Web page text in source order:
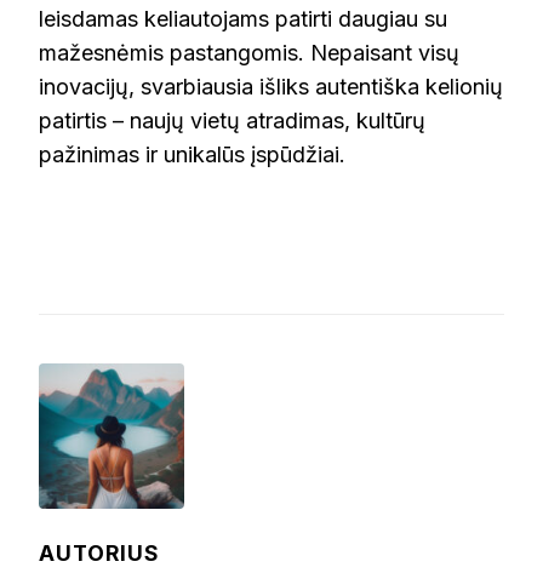
leisdamas keliautojams patirti daugiau su
mažesnėmis pastangomis. Nepaisant visų
inovacijų, svarbiausia išliks autentiška kelionių
patirtis – naujų vietų atradimas, kultūrų
pažinimas ir unikalūs įspūdžiai.
AUTORIUS